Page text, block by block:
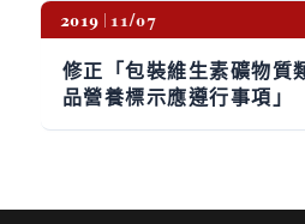
2019 11/07
修正「包裝維生素礦物質
品營養標示應遵行事項」